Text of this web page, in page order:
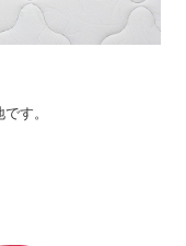
す。